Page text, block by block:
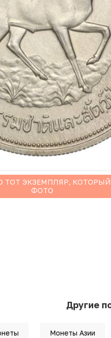
ЭКЗЕМПЛЯР,
ФОТО
Другие
Монеты Азии